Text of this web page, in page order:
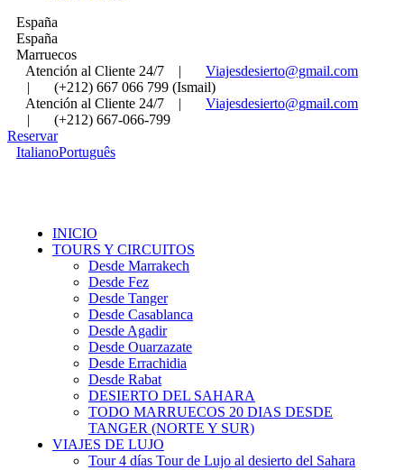
España
España
Marruecos
Atención al Cliente 24/7
|
Viajesdesierto@gmail.com
|
(+212) 667 066 799 (Ismail)
Atención al Cliente 24/7
|
Viajesdesierto@gmail.com
|
(+212) 667-066-799
Reservar
ItalianoPortuguês
INICIO
TOURS Y CIRCUITOS
Desde Marrakech
Desde Fez
Desde Tanger
Desde Casablanca
Desde Agadir
Desde Ouarzazate
Desde Errachidia
Desde Rabat
DESIERTO DEL SAHARA
TODO MARRUECOS 20 DIAS DESDE
TANGER (NORTE Y SUR)
VIAJES DE LUJO
Tour 4 días Tour de Lujo al desierto del Sahara